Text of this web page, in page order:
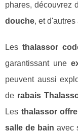
phares, découvrez
douche, et
Les thalassor
garantissant une
peuvent aussi
de rabais
Les thalassor offre
salle de bain avec